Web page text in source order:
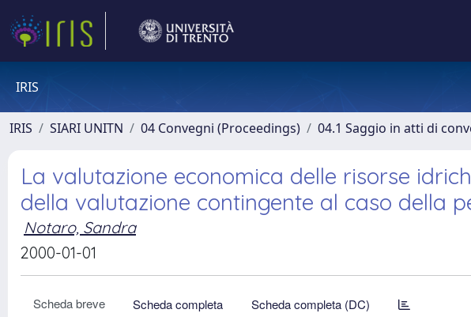
IRIS
IRIS SIARI UNITN 04 Convegni (Proceedings) 04.1 Saggio in atti di
La valutazione economica delle risorse
della valutazione contingente al caso della
Notaro, Sandra
2000-01-01
Scheda breve Scheda completa Scheda completa (DC)